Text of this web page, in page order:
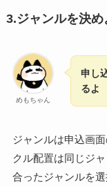
3.ジャンルを決め
めもちゃん
申し
るよ
ジャンルは申込画
クル配置は同じジ
合ったジャンルを選